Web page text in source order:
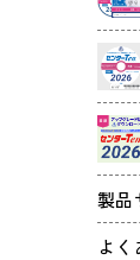
製品
よく